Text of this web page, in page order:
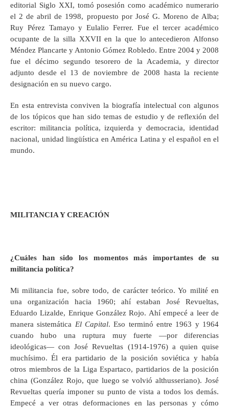
editorial Siglo XXI, tomó posesión como académico numerario
el 2 de abril de 1998, propuesto por José G. Moreno de Alba;
Ruy Pérez Tamayo y Eulalio Ferrer. Fue el tercer académico
ocupante de la silla XXVII en la que lo antecedieron Alfonso
Méndez Plancarte y Antonio Gómez Robledo. Entre 2004 y 2008
fue el décimo segundo tesorero de la Academia, y director
adjunto desde el 13 de noviembre de 2008 hasta la reciente
designación en su nuevo cargo.
En esta entrevista conviven la biografía intelectual con algunos
de los tópicos que han sido temas de estudio y de reflexión del
escritor: militancia política, izquierda y democracia, identidad
nacional, unidad lingüística en América Latina y el español en el
mundo.
MILITANCIA Y CREACIÓN
¿Cuáles han sido los momentos más importantes de su
militancia política?
Mi militancia fue, sobre todo, de carácter teórico. Yo milité en
una organización hacia 1960; ahí estaban José Revueltas,
Eduardo Lizalde, Enrique González Rojo. Ahí empecé a leer de
manera sistemática El Capital. Eso terminó entre 1963 y 1964
cuando hubo una ruptura muy fuerte —por diferencias
ideológicas— con José Revueltas (1914-1976) a quien quise
muchísimo. Él era partidario de la posición soviética y había
otros miembros de la Liga Espartaco, partidarios de la posición
china (González Rojo, que luego se volvió althusseriano). José
Revueltas quería imponer su punto de vista a todos los demás.
Empecé a ver otras deformaciones en las personas y cómo